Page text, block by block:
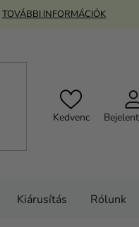
TOVÁBBI INFORMÁCIÓK
Kedvenc
Kiárusítás Rólunk